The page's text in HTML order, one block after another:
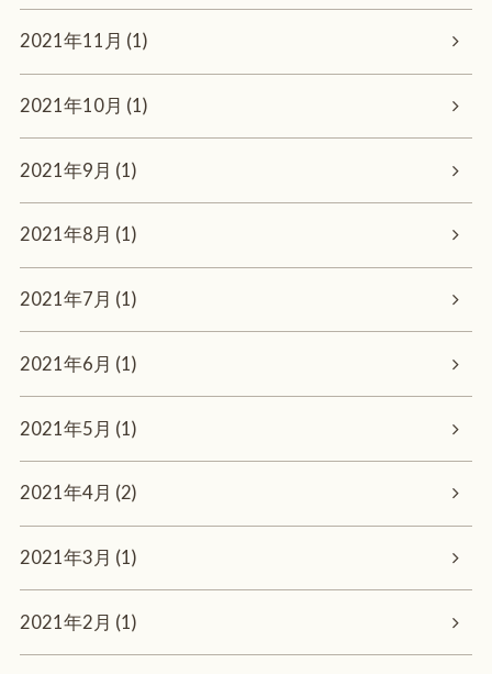
2021年11月 (1)
2021年10月 (1)
2021年9月 (1)
2021年8月 (1)
2021年7月 (1)
2021年6月 (1)
2021年5月 (1)
2021年4月 (2)
2021年3月 (1)
2021年2月 (1)